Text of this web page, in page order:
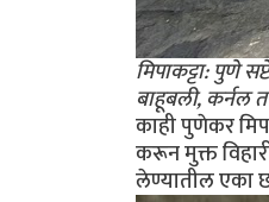
मिपाकट्टा: पुणे
बाहूबली, कर्नल
काही पुणेकर
करून मुक्त
लेण्यातील एका